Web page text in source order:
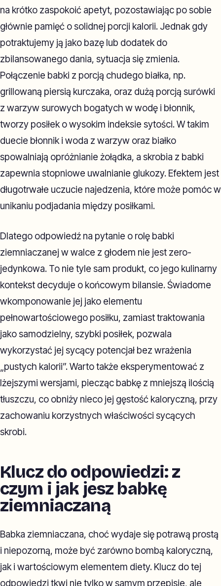
na krótko zaspokoić apetyt, pozostawiając po sobie
głównie pamięć o solidnej porcji kalorii. Jednak gdy
potraktujemy ją jako bazę lub dodatek do
zbilansowanego dania, sytuacja się zmienia.
Połączenie babki z porcją chudego białka, np.
grillowaną piersią kurczaka, oraz dużą porcją surówki
z warzyw surowych bogatych w wodę i błonnik,
tworzy posiłek o wysokim indeksie sytości. W takim
duecie błonnik i woda z warzyw oraz białko
spowalniają opróżnianie żołądka, a skrobia z babki
zapewnia stopniowe uwalnianie glukozy. Efektem jest
długotrwałe uczucie najedzenia, które może pomóc w
unikaniu podjadania między posiłkami.
Dlatego odpowiedź na pytanie o rolę babki
ziemniaczanej w walce z głodem nie jest zero-
jedynkowa. To nie tyle sam produkt, co jego kulinarny
kontekst decyduje o końcowym bilansie. Świadome
wkomponowanie jej jako elementu
pełnowartościowego posiłku, zamiast traktowania
jako samodzielny, szybki posiłek, pozwala
wykorzystać jej sycący potencjał bez wrażenia
„pustych kalorii”. Warto także eksperymentować z
lżejszymi wersjami, piecząc babkę z mniejszą ilością
tłuszczu, co obniży nieco jej gęstość kaloryczną, przy
zachowaniu korzystnych właściwości sycących
skrobi.
Klucz do odpowiedzi: z
czym i jak jesz babkę
ziemniaczaną
Babka ziemniaczana, choć wydaje się potrawą prostą
i niepozorną, może być zarówno bombą kaloryczną,
jak i wartościowym elementem diety. Klucz do tej
odpowiedzi tkwi nie tylko w samym przepisie, ale